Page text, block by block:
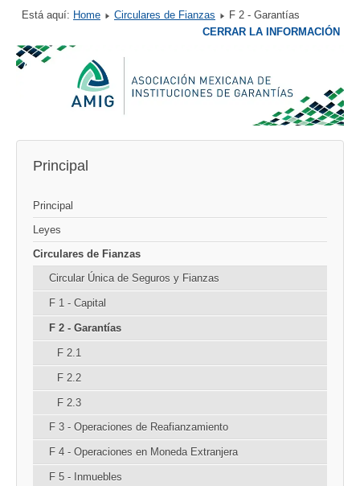
Está aquí: Home Circulares de Fianzas F 2 - Garantías
Principal
Principal
Leyes
Circulares de Fianzas
Circular Única de Seguros y Fianzas
F 1 - Capital
F 2 - Garantías
F 2.1
F 2.2
F 2.3
F 3 - Operaciones de Reafianzamiento
F 4 - Operaciones en Moneda Extranjera
F 5 - Inmuebles
CERRAR LA INFORMACIÓN